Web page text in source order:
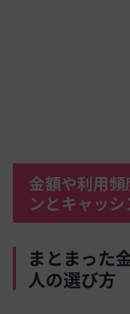
金額や利用
ンとキャッ
まとまった
人の選び方